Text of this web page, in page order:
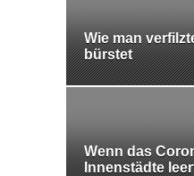
Wie man
bürstet
Wenn das
Innenstädte